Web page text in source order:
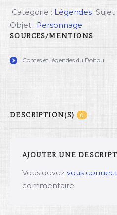
Categorie : Légendes Sujet :
Objet : Personnage
SOURCES/MENTIONS
Contes et légendes du Poitou
DESCRIPTION(S) 0
AJOUTER UNE
Vous devez vous
commentaire.